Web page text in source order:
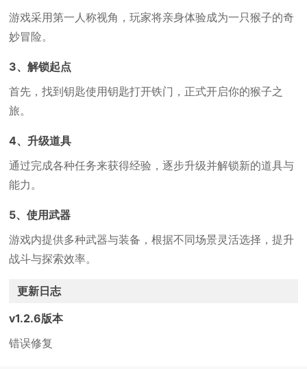
游戏采用第一人称视角，玩家将亲身体验成为一只猴子的奇
妙冒险。
3、解锁起点
首先，找到钥匙使用钥匙打开铁门，正式开启你的猴子之
旅。
4、升级道具
通过完成各种任务来获得经验，逐步升级并解锁新的道具与
能力。
5、使用武器
游戏内提供多种武器与装备，根据不同场景灵活选择，提升
战斗与探索效率。
更新日志
v1.2.6版本
错误修复